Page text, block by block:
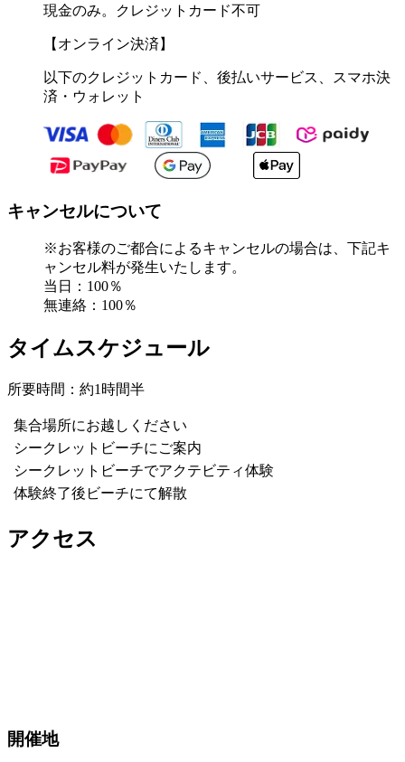
現金のみ。クレジットカード不可
【オンライン決済】
以下のクレジットカード、後払いサービス、スマホ決
済・ウォレット
キャンセルについて
※お客様のご都合によるキャンセルの場合は、下記キ
ャンセル料が発生いたします。
当日：100％
無連絡：100％
タイムスケジュール
所要時間：約1時間半
集合場所にお越しください
シークレットビーチにご案内
シークレットビーチでアクテビティ体験
体験終了後ビーチにて解散
アクセス
開催地